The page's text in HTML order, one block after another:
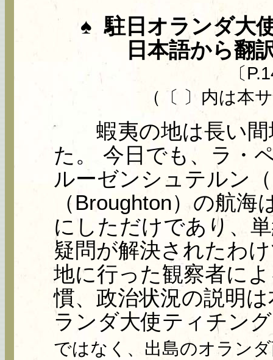
♠駐日オランダ大
日本語から翻
〔
（〔 〕内は本
蝦夷の地は長い間
た。 今日でも、ラ・
ルーゼンシュテルン
（Broughton）の航
にしただけであり、
疑問が解決されたわ
地に行った観察者に
慣、政治状況の説明
ランダ大使ティチン
ではなく、出島のオラン